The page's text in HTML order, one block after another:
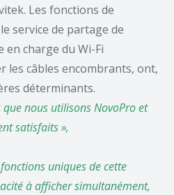
Les fonctions de
service de partage de
en charge du Wi-Fi
les câbles encombrants, ont,
déterminants.
nous utilisons NovoPro et
satisfaits »,
uniques de cette
à afficher simultanément,